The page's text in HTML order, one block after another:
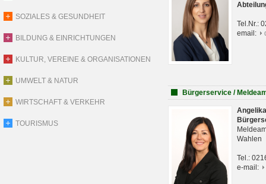
SOZIALES & GESUNDHEIT
BILDUNG & EINRICHTUNGEN
KULTUR, VEREINE & ORGANISATIONEN
UMWELT & NATUR
WIRTSCHAFT & VERKEHR
TOURISMUS
Tel.Nr.:
email:
Bürgerservice /
Wahlen
Tel.:
e-mail: